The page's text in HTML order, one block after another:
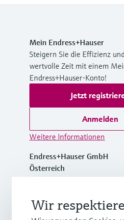
Mein Endress+Hauser
Steigern Sie die Effizienz
wertvolle Zeit mit einem
Endress+Hauser-Konto!
Jetzt
Anmelden
Weitere Informationen
Endress+Hauser GmbH
Österreich
Wir